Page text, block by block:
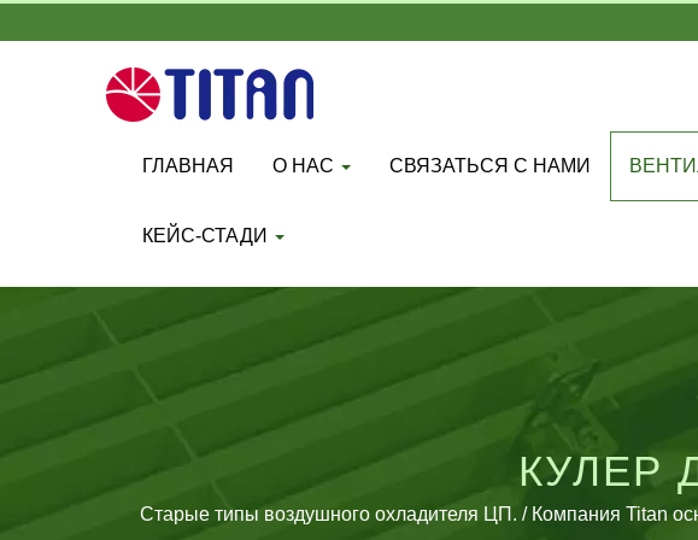
ГЛАВНАЯ О НАС СВЯЗАТЬСЯ С НАМИ
КЕЙС-СТАДИ
КУЛЕР
Старые типы воздушного охладителя ЦП. / Компания Titan